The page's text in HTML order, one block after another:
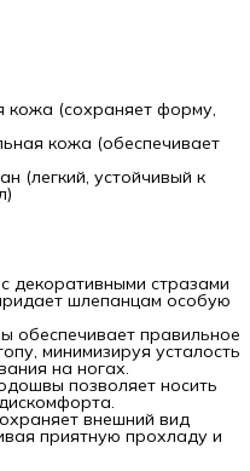
кожа (сохраняет форму,
кожа (обеспечивает
(легкий, устойчивый к
декоративными стразами
шлепанцам особую
обеспечивает правильное
минимизируя усталость
на ногах.
позволяет носить
внешний вид
приятную прохладу и